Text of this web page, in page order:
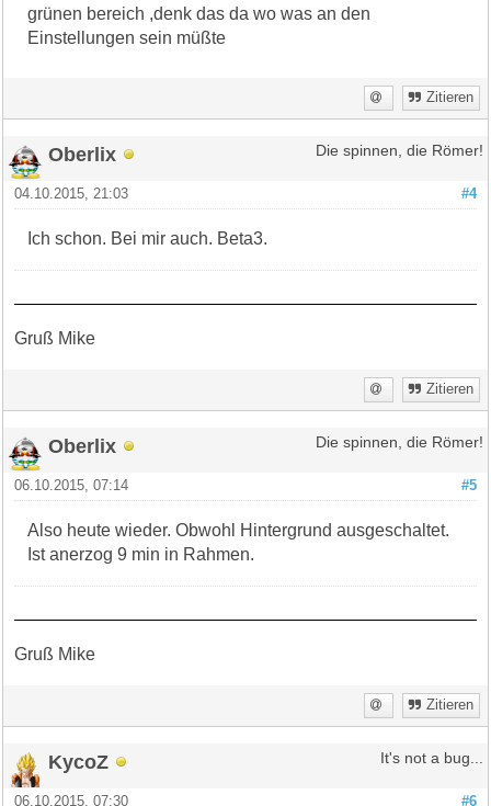
grünen bereich ,denk das da wo was an den
Einstellungen sein müßte
Zitieren
Oberlix Die spinnen, die Römer!
#4
04.10.2015, 21:03
Ich schon. Bei mir auch. Beta3.
Gruß Mike
Zitieren
Oberlix Die spinnen, die Römer!
#5
06.10.2015, 07:14
Also heute wieder. Obwohl Hintergrund ausgeschaltet.
Ist anerzog 9 min in Rahmen.
Gruß Mike
Zitieren
KycoZ It's not a bug...
#6
06.10.2015, 07:30